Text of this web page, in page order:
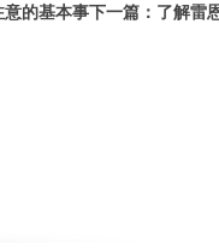
意的基本事下一篇： 了解雷